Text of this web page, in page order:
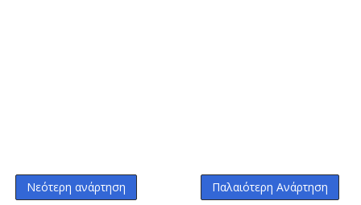
Νεότερη ανάρτηση Παλαιότερη Ανάρτηση